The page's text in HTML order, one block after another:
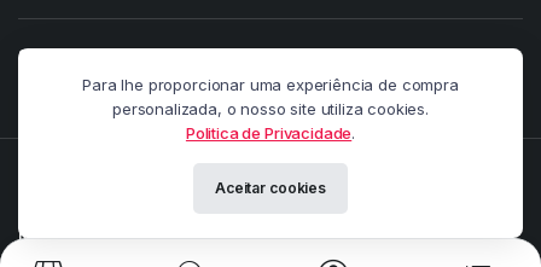
Siga-nos nas redes:
Meios de pagamento:
Para lhe proporcionar uma experiência de compra
personalizada, o nosso site utiliza cookies.
Politica de Privacidade.
Aceitar cookies